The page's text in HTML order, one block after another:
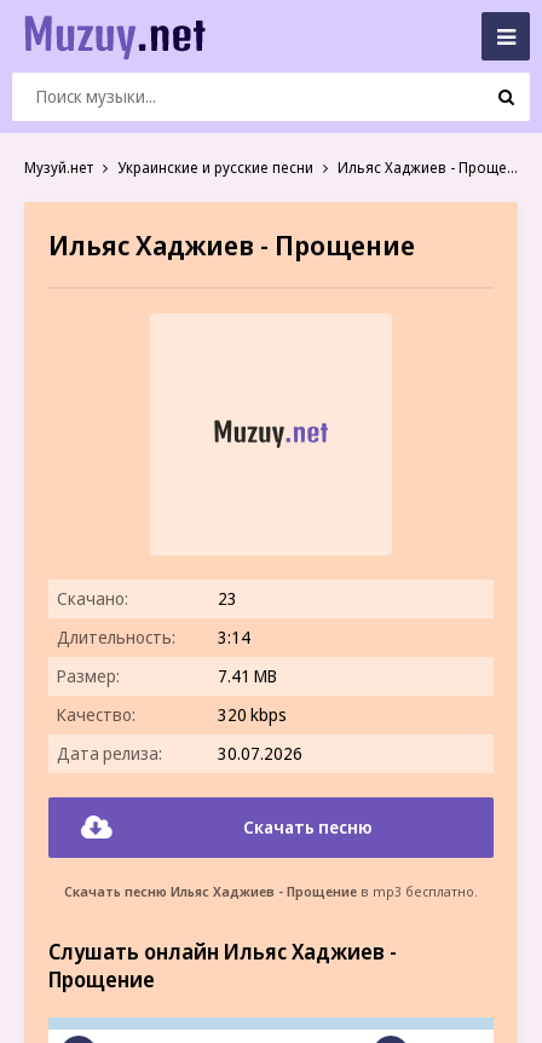
Музуй.нет Украинские и русские песни Ильяс Хаджиев - Прощение
Ильяс Хаджиев - Прощение
Скачано:
23
Длительность:
3:14
Размер:
7.41 MB
Качество:
320 kbps
Дата релиза:
30.07.2026
Скачать песню
Скачать песню Ильяс Хаджиев - Прощение в mp3 бесплатно.
Слушать онлайн Ильяс Хаджиев -
Прощение